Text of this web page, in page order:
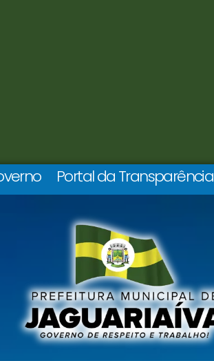
Portal da Transparência